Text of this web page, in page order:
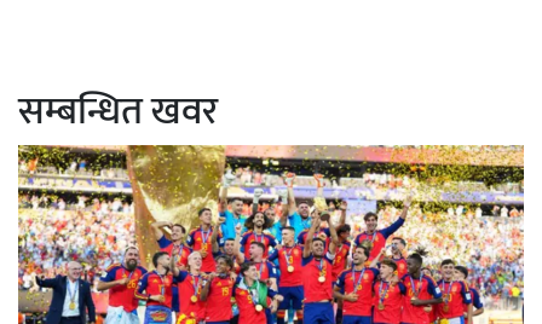
सम्बन्धित खवर